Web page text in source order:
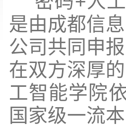
是由成都信
公司共同申
在双方深厚
工智能学院
国家级一流